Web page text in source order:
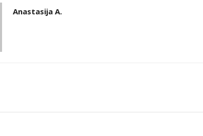
Anastasija A.